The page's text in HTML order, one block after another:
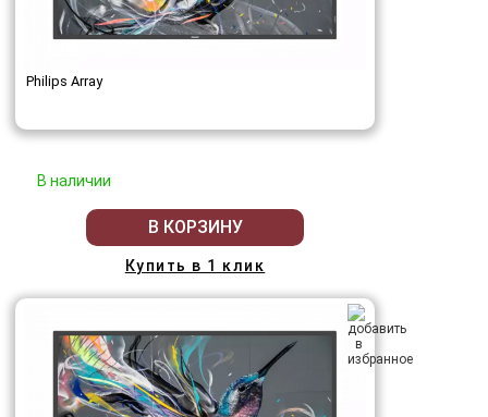
Philips Array
В наличии
В КОРЗИНУ
Купить в 1 клик